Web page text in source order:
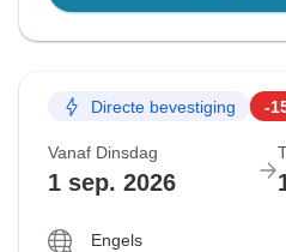
Directe bevestiging -
Vanaf Dinsdag
1 sep. 2026
Engels